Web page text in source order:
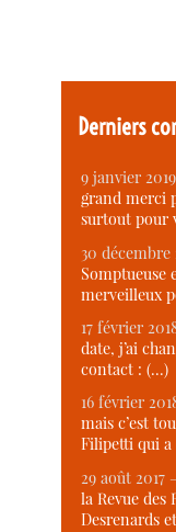
Derniers
9 janvier
grand merci
surtout pour
30 décembre
Somptueuse
merveilleux
17 février
date, j’ai
contact : (…)
16 février
mais c’est
Filipetti qui
29 août 2017
la Revue des
Desrenards